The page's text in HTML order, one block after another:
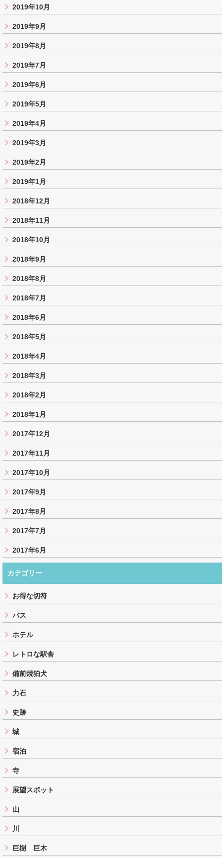
2019年10月
2019年9月
2019年8月
2019年7月
2019年6月
2019年5月
2019年4月
2019年3月
2019年2月
2019年1月
2018年12月
2018年11月
2018年10月
2018年9月
2018年8月
2018年7月
2018年6月
2018年5月
2018年4月
2018年3月
2018年2月
2018年1月
2017年12月
2017年11月
2017年10月
2017年9月
2017年8月
2017年7月
2017年6月
カテゴリー
お得な切符
バス
ホテル
レトロな駅舎
備前焼狛犬
力石
史跡
城
宿泊
寺
展望スポット
山
川
巨樹 巨木